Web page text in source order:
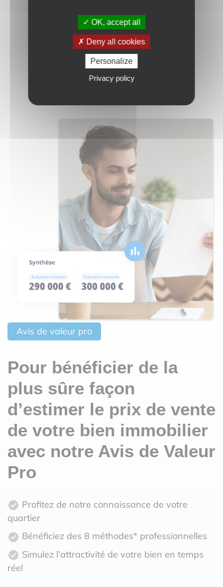
Des professionnels à votre service
Des outils à votre
Avis de valeur pro
Pour bénéficier de la
plus sûre façon
d’estimer le prix de vente
de votre bien immobilier
avec notre Avis de Valeur
Pro
Profitez de notre connaissance de votre
quartier
Bénéficiez des 8 méthodes* professionnelles
Simulez l’attractivité de votre bien en temps
réel
OK, accept all
Deny all cookies
Personalize
Privacy policy